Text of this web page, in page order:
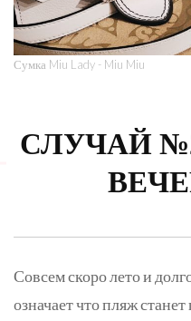
Сумка Miu Lady - Miu Miu
СЛУЧАЙ
Совсем скоро лето и
означает что пляж